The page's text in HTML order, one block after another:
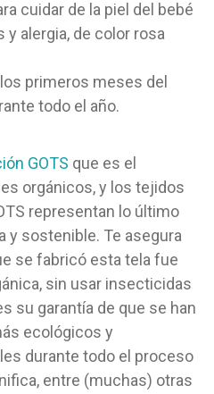
cuidar de la piel del bebé
alergia, de color rosa
primeros meses del
todo el año.
GOTS que es el
orgánicos, y los tejidos
representan lo último
y sostenible. Te asegura
se fabricó esta tela fue
sin usar insecticidas
su garantía de que se han
ecológicos y
durante todo el proceso
entre (muchas) otras